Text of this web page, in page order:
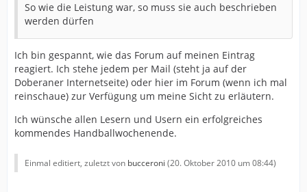
So wie die Leistung war, so muss sie auch beschrieben
werden dürfen
Ich bin gespannt, wie das Forum auf meinen Eintrag
reagiert. Ich stehe jedem per Mail (steht ja auf der
Doberaner Internetseite) oder hier im Forum (wenn ich mal
reinschaue) zur Verfügung um meine Sicht zu erläutern.
Ich wünsche allen Lesern und Usern ein erfolgreiches
kommendes Handballwochenende.
Einmal editiert, zuletzt von bucceroni (20. Oktober 2010 um 08:44)